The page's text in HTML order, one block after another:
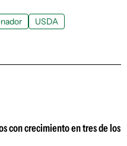
USDA
con crecimiento en tres de los